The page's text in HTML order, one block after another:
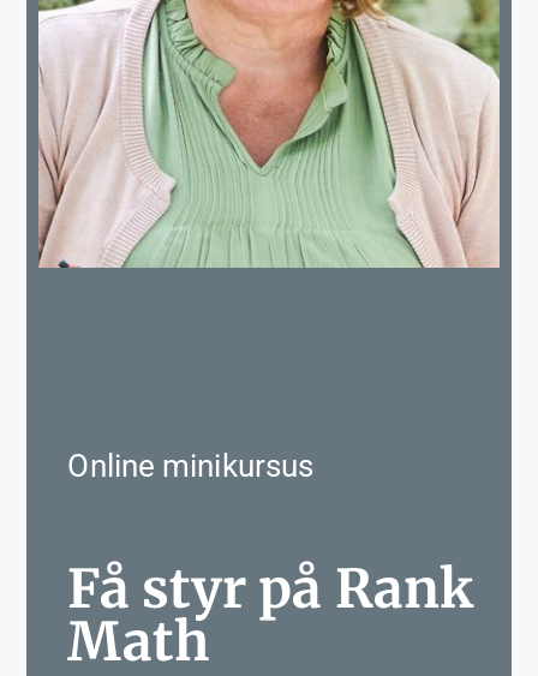
Online minikursus
Få styr på Rank
Math